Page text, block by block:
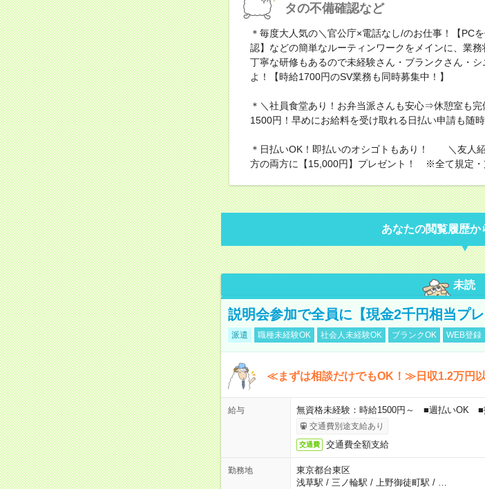
タの不備確認など
＊毎度大人気の＼官公庁×電話なし/のお仕事！【PC
認】などの簡単なルーティンワークをメインに、業
丁寧な研修もあるので未経験さん・ブランクさん・
よ！【時給1700円のSV業務も同時募集中！】
＊＼社員食堂あり！お弁当派さんも安心⇒休憩室も
1500円！早めにお給料を受け取れる日払い申請も随
＊日払いOK！即払いのオシゴトもあり！ ＼友人
方の両方に【15,000円】プレゼント！ ※全て規定・
あなたの閲覧履歴か
未読
説明会参加で全員に【現金2千円相当プ
派遣 職種未経験OK 社会人未経験OK ブランクOK WEB登録
≪まずは相談だけでもOK！≫日収1.2万円
給与 無資格未経験：時給1500円～ ■週払いOK
交通費別途支給あり
交通費 交通費全額支給
勤務地
東京都台東区
浅草駅 / 三ノ輪駅 / 上野御徒町駅 /